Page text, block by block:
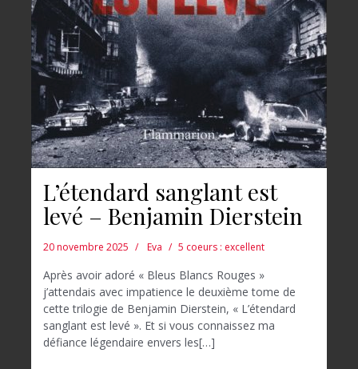
L’étendard sanglant est
levé – Benjamin Dierstein
20 novembre 2025 Eva 5 coeurs : excellent
Après avoir adoré « Bleus Blancs Rouges »
j’attendais avec impatience le deuxième tome de
cette trilogie de Benjamin Dierstein, « L’étendard
sanglant est levé ». Et si vous connaissez ma
défiance légendaire envers les[…]